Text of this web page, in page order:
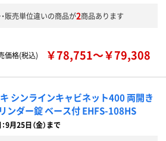
販売単位違いの商品が2商品あります
価格(税込)
￥78,751～￥79,308
シンラインキャビネット400 両開き
ンダー錠 ベース付 EHFS-108HS
9月25日（金）まで